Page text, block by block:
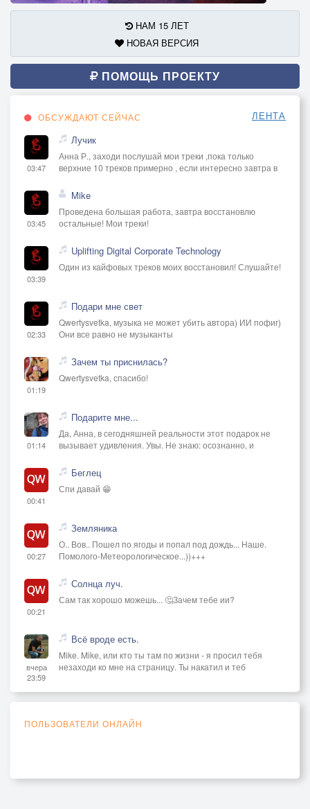
НАМ 15 ЛЕТ
НОВАЯ ВЕРСИЯ
ПОМОЩЬ ПРОЕКТУ
ОБСУЖДАЮТ СЕЙЧАС ЛЕНТА
03:47
Лучик
Анна Р., заходи послушай мои треки ,пока только
верхние 10 треков примерно , если интересно завтра в
03:45
Mike
Проведена большая работа, завтра восстановлю
остальные! Мои треки!
03:39
Uplifting Digital Corporate Technology
Один из кайфовых треков моих восстановил! Слушайте!
02:33
Подари мне свет
Qwertysvetka, музыка не может убить автора) ИИ пофиг)
Они все равно не музыканты
01:19
Зачем ты приснилась?
Qwertysvetka, спасибо!
01:14
Подарите мне...
Да, Анна, в сегодняшней реальности этот подарок не
вызывает удивления. Увы. Не знаю: осознанно, и
00:41
Беглец
Спи давай 😁
00:27
Земляника
О.. Вов.. Пошел по ягоды и попал под дождь... Наше.
Помолого-Метеорологическое...))+++
00:21
Солнца луч.
Сам так хорошо можешь... 🤔Зачем тебе ии?
вчера
23:59
Всё вроде есть.
Mike. Mike, или кто ты там по жизни - я просил тебя
незаходи ко мне на страницу. Ты накатил и теб
ПОЛЬЗОВАТЕЛИ ОНЛАЙН